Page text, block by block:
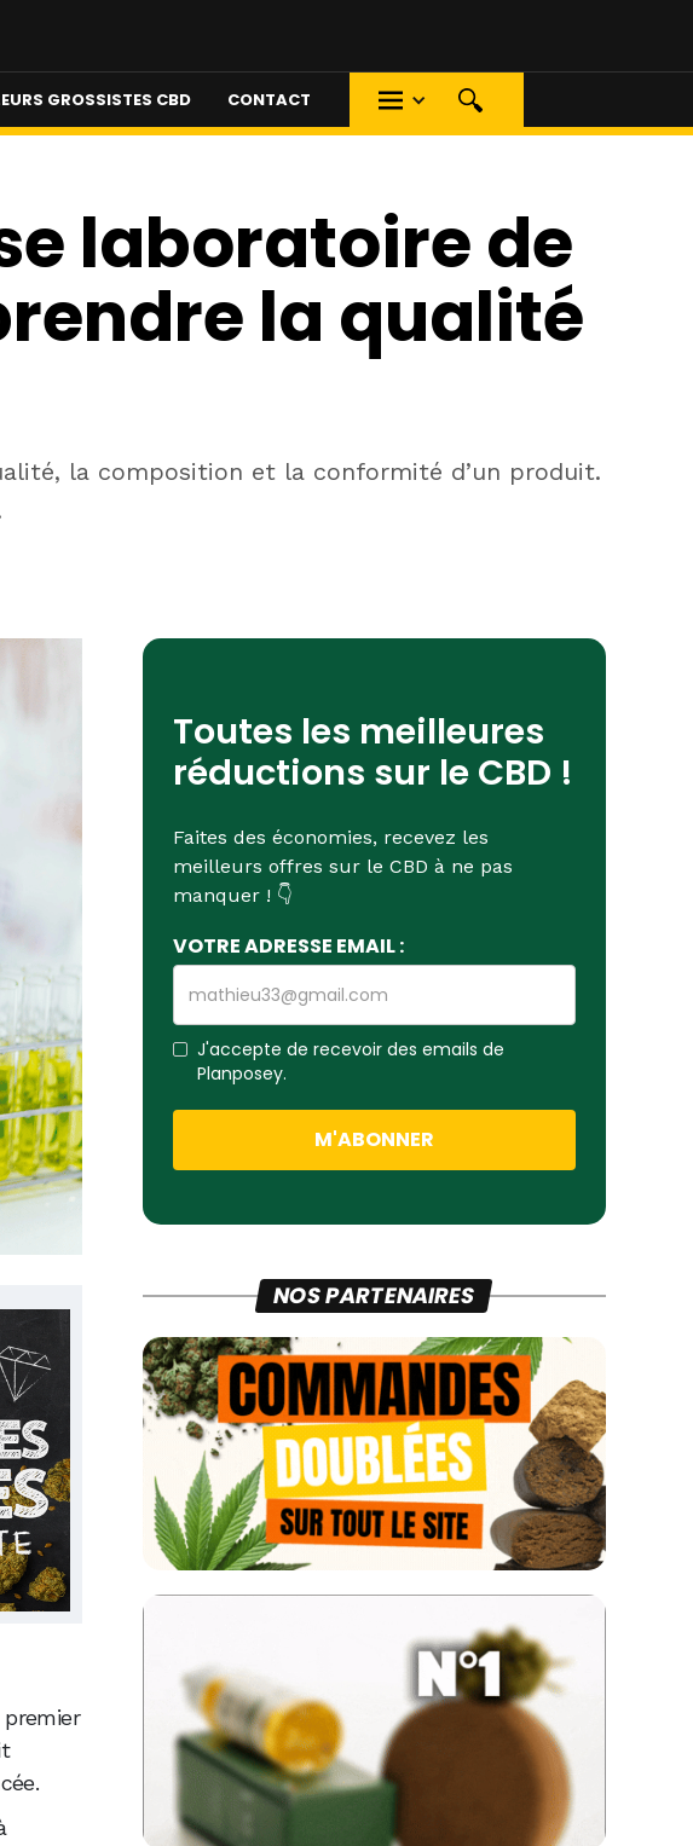
GROSSISTES CBD CONTACT
laboratoire de
la qualité
la composition et la conformité d’un produit.
Toutes les meilleures
réductions sur le CBD !
Faites des économies, recevez les
meilleurs offres sur le CBD à ne pas
manquer ! 👇
VOTRE ADRESSE EMAIL :
J'accepte de recevoir des emails de
Planposey.
NOS PARTENAIRES